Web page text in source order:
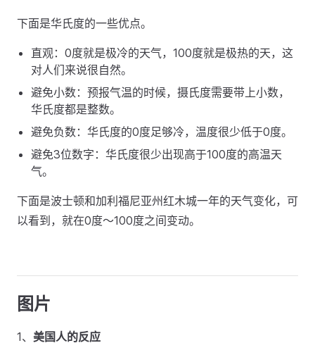
下面是华氏度的一些优点。
直观：0度就是极冷的天气，100度就是极热的天，这
对人们来说很自然。
避免小数：预报气温的时候，摄氏度需要带上小数，
华氏度都是整数。
避免负数：华氏度的0度足够冷，温度很少低于0度。
避免3位数字：华氏度很少出现高于100度的高温天
气。
下面是波士顿和加利福尼亚州红木城一年的天气变化，可
以看到，就在0度～100度之间变动。
图片
1、 美国人的反应